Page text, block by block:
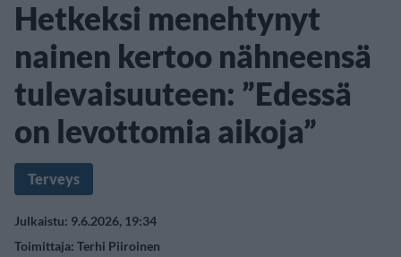
Hetkeksi menehtynyt
nainen kertoo nähneensä
tulevaisuuteen: ”Edessä
on levottomia aikoja”
Terveys
Julkaistu: 9.6.2026, 19:34
Toimittaja: Terhi Piiroinen